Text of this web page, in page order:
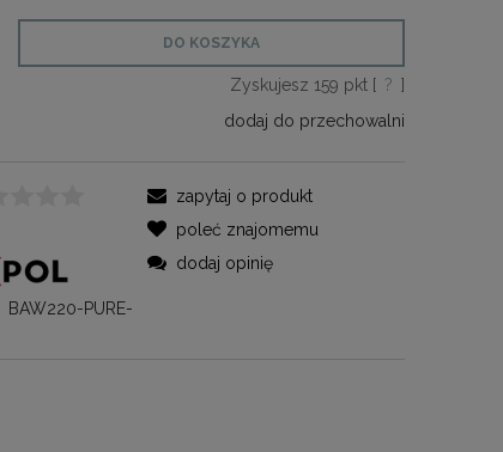
DO KOSZYKA
Zyskujesz 159 pkt [ ? ]
dodaj do przechowalni
BAW220-PURE-
zapytaj o produkt
poleć znajomemu
dodaj opinię